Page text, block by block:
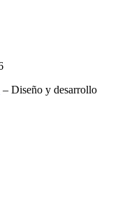
– Diseño y desarrollo